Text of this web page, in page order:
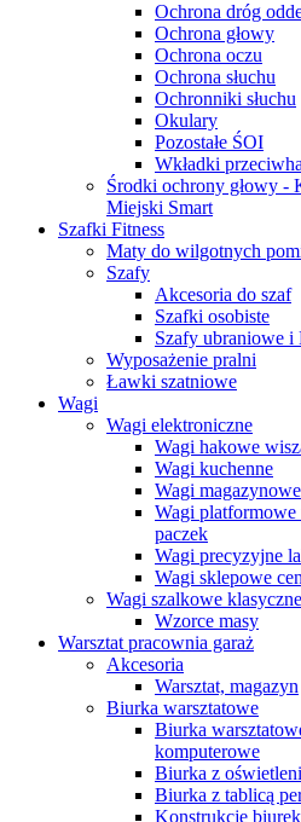
Ochrona dróg
Ochrona głowy
Ochrona oczu
Ochrona słuchu
Ochronniki słuchu
Okulary
Pozostałe ŚOI
Wkładki
Środki ochrony głowy -
Miejski Smart
Szafki Fitness
Maty do wilgotnych
Szafy
Akcesoria do szaf
Szafki osobiste
Szafy ubraniowe i
Wyposażenie pralni
Ławki szatniowe
Wagi
Wagi elektroniczne
Wagi hakowe
Wagi kuchenne
Wagi magazynowe
Wagi
paczek
Wagi precyzyjne
Wagi sklepowe
Wagi szalkowe klasyczne
Wzorce masy
Warsztat pracownia garaż
Akcesoria
Warsztat, magazyn
Biurka warsztatowe
Biurka
komputerowe
Biurka z
Biurka z tablicą
Konstrukcje biurek